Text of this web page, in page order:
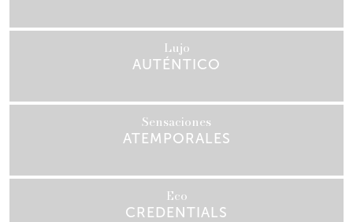
Lujo
AUTÉNTICO
Sensaciones
ATEMPORALES
Eco
CREDENTIALS